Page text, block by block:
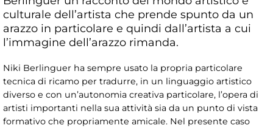
culturale dell’artista che prende spunto da un
arazzo in particolare e quindi dall’artista a cui
l’immagine dell’arazzo rimanda.
Niki Berlinguer ha sempre usato la propria particolare
tecnica di ricamo per tradurre, in un linguaggio artistico
diverso e con un’autonomia creativa particolare, l’opera di
artisti importanti nella sua attività sia da un punto di vista
formativo che propriamente amicale. Nel presente caso